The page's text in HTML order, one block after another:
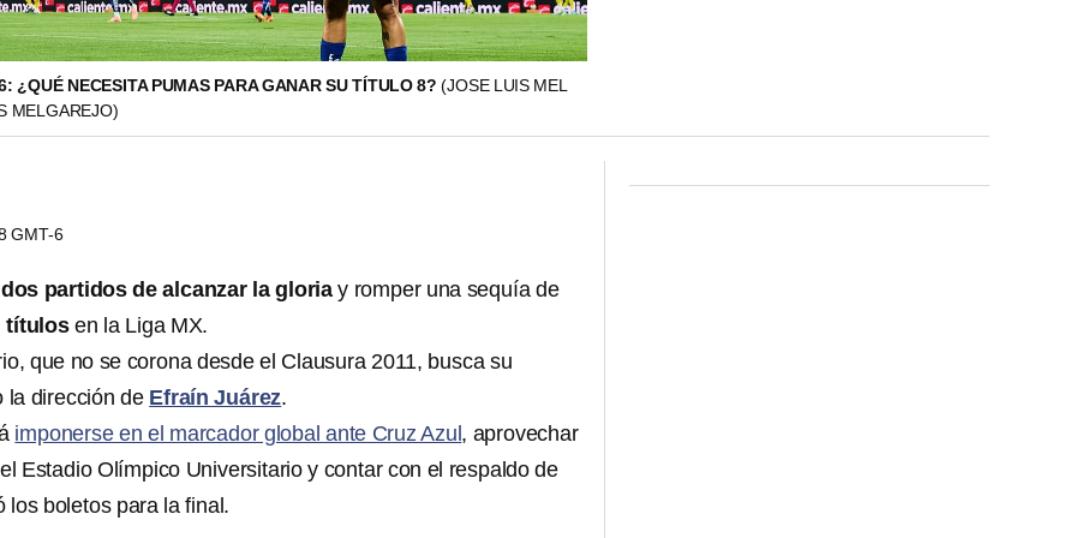
¿QUÉ NECESITA PUMAS PARA GANAR SU TÍTULO 8?(JOSE LUIS MEL
MELGAREJO)
GMT-6
dos partidos de alcanzar la gloria y romper una sequía de
títulosen la Liga MX.
que no se corona desde el Clausura 2011, busca su
la dirección de Efraín Juárez.
imponerse en el marcador global ante Cruz Azul , aprovechar
Estadio Olímpico Universitario y contar con el respaldo de
los boletos para la final.